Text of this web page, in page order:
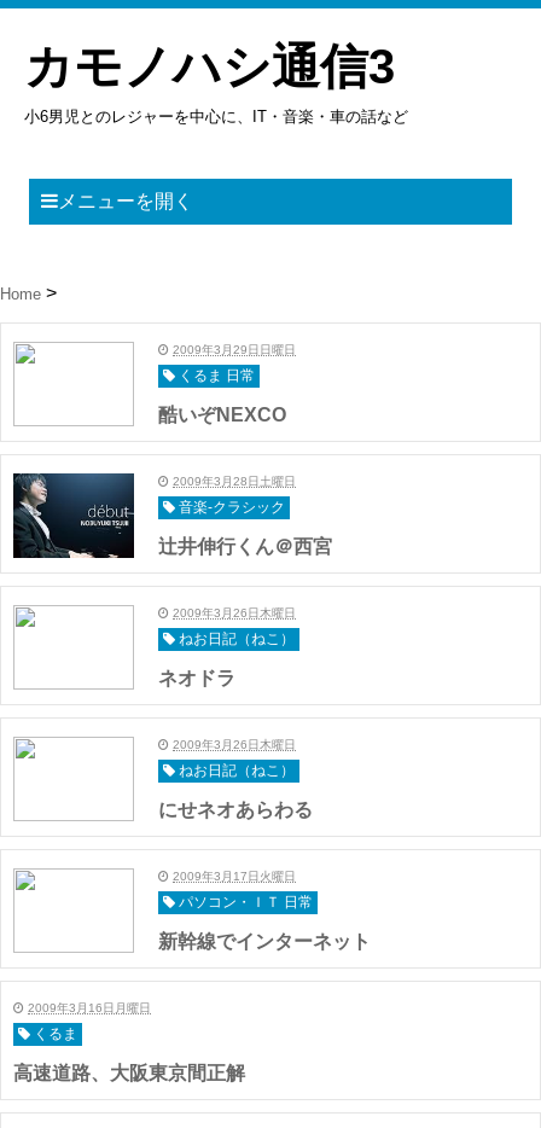
カモノハシ通信3
小6男児とのレジャーを中心に、IT・音楽・車の話など
メニューを開く
Home
2009年3月29日日曜日
くるま 日常
酷いぞNEXCO
2009年3月28日土曜日
音楽-クラシック
辻井伸行くん＠西宮
2009年3月26日木曜日
ねお日記（ねこ）
ネオドラ
2009年3月26日木曜日
ねお日記（ねこ）
にせネオあらわる
2009年3月17日火曜日
パソコン・ＩＴ 日常
新幹線でインターネット
2009年3月16日月曜日
くるま
高速道路、大阪東京間正解